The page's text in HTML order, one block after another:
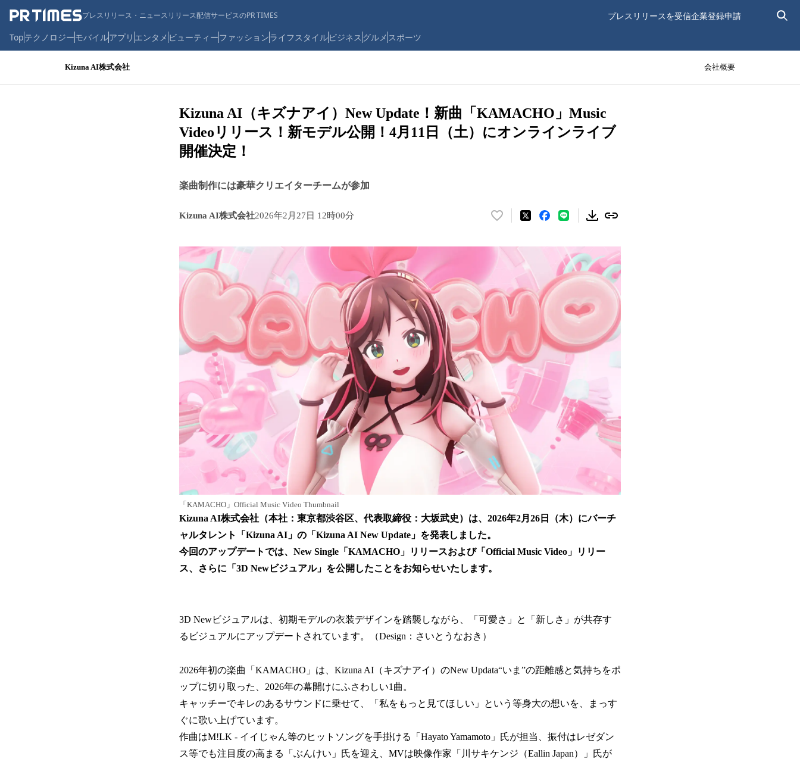
プレスリリース・ニュースリリース配信サービスのPR TIMES プレスリリースを受信企業登録申請
Topテクノロジーモバイルアプリ エンタメ ビューティーファッションライフスタイルビジネス グルメ スポーツ
Kizuna AI株式会社 会社概要
Kizuna AI（キズナアイ）New Update！新曲「KAMACHO」Music
Videoリリース！新モデル公開！4月11日（土）にオンラインライブ
開催決定！
楽曲制作には豪華クリエイターチームが参加
Kizuna AI株式会社2026年2月27日 12時00分
い
ね
読
み
中
で
「KAMACHO」Official Music Video Thumbnail
Kizuna AI株式会社（本社：東京都渋谷区、代表取締役：大坂武史）は、2026年2月26日（木）にバーチ
ャルタレント「Kizuna AI」の「Kizuna AI New Update」を発表しました。
今回のアップデートでは、New Single「KAMACHO」リリースおよび「Official Music Video」リリー
ス、さらに「3D Newビジュアル」を公開したことをお知らせいたします。
3D Newビジュアルは、初期モデルの衣装デザインを踏襲しながら、「可愛さ」と「新しさ」が共存す
るビジュアルにアップデートされています。（Design：さいとうなおき）
2026年初の楽曲「KAMACHO」は、Kizuna AI（キズナアイ）のNew Updata“いま”の距離感と気持ちをポ
ップに切り取った、2026年の幕開けにふさわしい1曲。
キャッチーでキレのあるサウンドに乗せて、「私をもっと見てほしい」という等身大の想いを、まっす
ぐに歌い上げています。
作曲はM!LK - イイじゃん等のヒットソングを手掛ける「Hayato Yamamoto」氏が担当、振付はレゼダン
ス等でも注目度の高まる「ぶんけい」氏を迎え、MVは映像作家「川サキケンジ（Eallin Japan）」氏が